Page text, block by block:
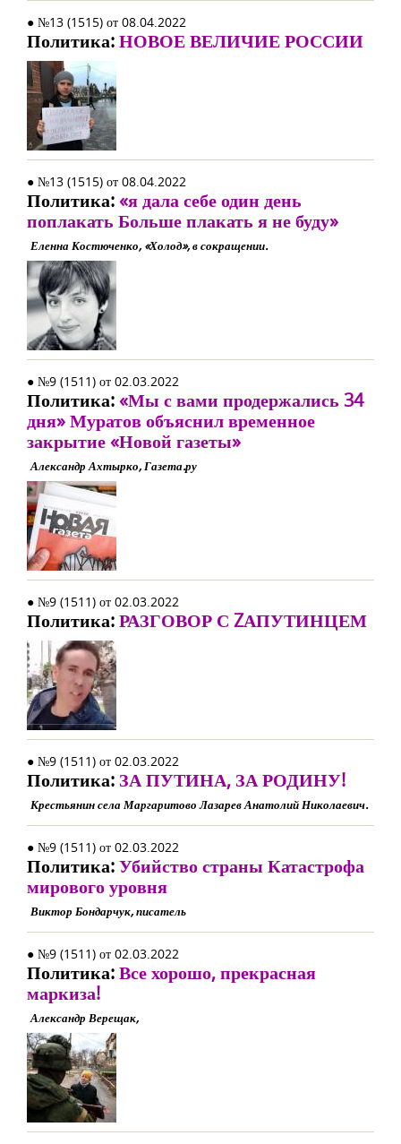
● №13 (1515) от 08.04.2022
Политика:НОВОЕ ВЕЛИЧИЕ РОССИИ
● №13 (1515) от 08.04.2022
Политика:«я дала себе один день
поплакать Больше плакать я не буду»
Еленна Костюченко, «Холод», в сокращении.
● №9 (1511) от 02.03.2022
Политика:«Мы с вами продержались 34
дня» Муратов объяснил временное
закрытие «Новой газеты»
Александр Ахтырко, Газета.ру
● №9 (1511) от 02.03.2022
Политика:РАЗГОВОР С ZАПУТИНЦЕМ
● №9 (1511) от 02.03.2022
Политика: ЗА ПУТИНА, ЗА РОДИНУ!
Крестьянин села Маргаритово Лазарев Анатолий Николаевич.
● №9 (1511) от 02.03.2022
Политика:Убийство страны Катастрофа
мирового уровня
Виктор Бондарчук, писатель
● №9 (1511) от 02.03.2022
Политика:Все хорошо, прекрасная
маркиза!
Александр Верещак,